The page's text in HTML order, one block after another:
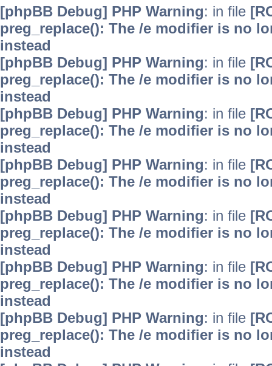
[phpBB Debug] PHP Warning: in file
preg_replace(): The /e modifier is no
instead
[phpBB Debug] PHP Warning: in file
preg_replace(): The /e modifier is no
instead
[phpBB Debug] PHP Warning: in file
preg_replace(): The /e modifier is no
instead
[phpBB Debug] PHP Warning: in file
preg_replace(): The /e modifier is no
instead
[phpBB Debug] PHP Warning: in file
preg_replace(): The /e modifier is no
instead
[phpBB Debug] PHP Warning: in file
preg_replace(): The /e modifier is no
instead
[phpBB Debug] PHP Warning: in file
preg_replace(): The /e modifier is no
instead